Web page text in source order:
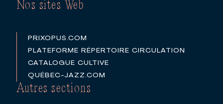
Nos sites Web
PRIXOPUS.COM
PLATEFORME RÉPERTOIRE CIRCULATION
CATALOGUE CULTIVE
QUÉBEC-JAZZ.COM
Autres sections